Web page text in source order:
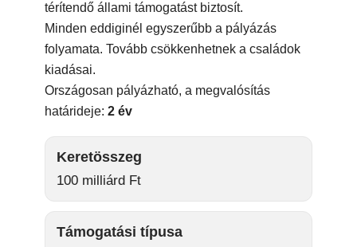
térítendő állami támogatást biztosít.
Minden eddiginél egyszerűbb a pályázás
folyamata. Tovább csökkenhetnek a családok
kiadásai.
Országosan pályázható, a megvalósítás
határideje: 2 év
Keretösszeg
100 milliárd Ft
Támogatási típusa